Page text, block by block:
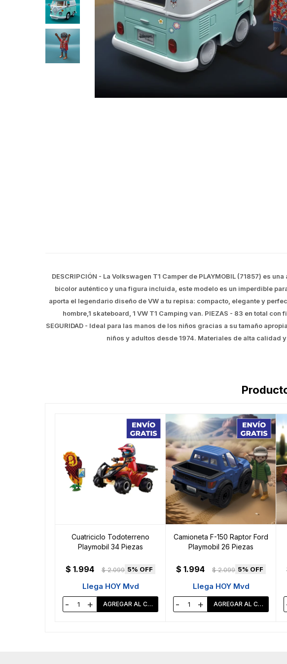
DESCRIPCIÓN - La Volkswagen T1 Camper de PLAYMOBIL (71857) es
bicolor auténtico y una figura incluida, este modelo es un imperdible
aporta el legendario diseño de VW a tu repisa: compacto, elegante y
hombre,1 skateboard, 1 VW T1 Camping van. PIEZAS - 83 en total
SEGURIDAD - Ideal para las manos de los niños gracias a su tamaño
niños y adultos desde 1974. Materiales de alta calidad
Cuatriciclo Todoterreno
Playmobil 34 Piezas
$ 1.994 $ 2.099 5
Llega HOY Mvd
- +
Camioneta F-150 Raptor Ford
Playmobil 26 Piezas
$ 1.994 $ 2.099 5
Llega HOY Mvd
- +